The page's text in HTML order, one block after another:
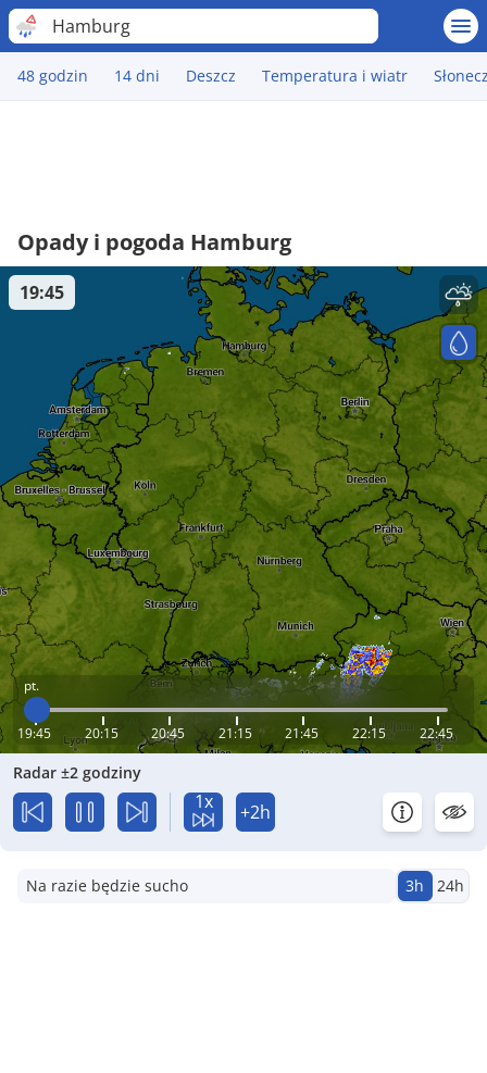
Hamburg
48 godzin 14 dni Deszcz Temperatura i wiatr
Opady i pogoda Hamburg
pt.
19:45 20:15 20:45 21:15 21:45 22:15 22:45
19:45
Radar ±2 godziny
1x +2h
Na razie będzie sucho 3h 24h